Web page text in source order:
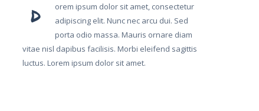
D
orem ipsum dolor sit amet, consectetur
adipiscing elit. Nunc nec arcu dui. Sed
porta odio massa. Mauris ornare diam
vitae nisl dapibus facilisis. Morbi eleifend sagittis
luctus. Lorem ipsum dolor sit amet.